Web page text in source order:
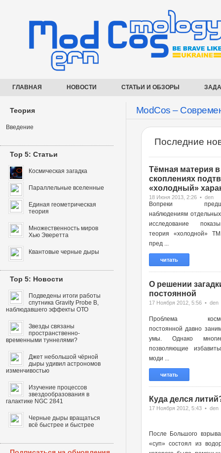
ГЛАВНАЯ НОВОСТИ СТАТЬИ И ОБЗОРЫ
ModCos –
Последние
Тёмная материя в
скоплениях
«холодный»
18 Июня 2013, 2:26 • den
Вопреки
наблюдениям
исследование
теория «холодной»
пред ...
читать
О решении
постоянной
17 Ноября 2012, 5:56 • den
Проблема
постоянной давно
умы. Однако
позволяющие
моди ...
читать
Куда делся
17 Ноября 2012, 5:43 • den
После Большого
«суп» состоял из
Теория
Введение
Top 5: Статьи
Космическая загадка
Параллельные вселенные
Единая геометрическая
теория
Множественность миров
Хью Эверетта
Квантовые черные дыры
Top 5: Новости
Подведены итоги работы
спутника Gravity Probe B,
наблюдавшего эффекты ОТО
Звезды связаны
пространственно-
временными туннелями?
Джет небольшой чёрной
дыры удивил астрономов
изменчивостью
Изучение процессов
звездообразования в
галактике NGC 2841
Черные дыры вращаться
всё быстрее и быстрее